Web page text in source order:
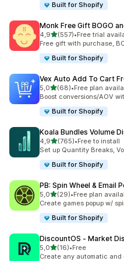
Built for Shopify
Monk Free Gift BOGO
4,9/ 5 tähteä
(557)
557 arvostelua yhteensä
•Free trial
Free gift with purchase,
Built for Shopify
Vex Auto Add To Cart
5,0/ 5 tähteä
(68)
68 arvostelua yhteensä
•Free plan
Boost conversions/AOV
Built for Shopify
Koala Bundles Volume
4,9/ 5 tähteä
(765)
765 arvostelua yhteensä
•Free to install
Set up Quantity Breaks,
Built for Shopify
PB: Spin Wheel & Email
5,0/ 5 tähteä
(29)
29 arvostelua yhteensä
•Free plan
Create games popup w/
Built for Shopify
DiscountOS ‑ Market
5,0/ 5 tähteä
(16)
16 arvostelua yhteensä
•Free
Create any automatic